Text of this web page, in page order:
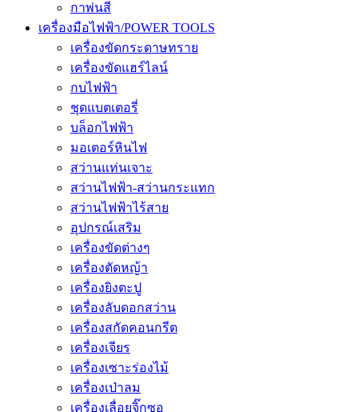
กาพ่นสี
เครื่องมือไฟฟ้า/POWER TOOLS
เครื่องขัดกระดาษทราย
เครื่องขัดแฮร์ไลน์
กบไฟฟ้า
ชุดแบตเตอรี่
บล็อกไฟฟ้า
มอเตอร์หินไฟ
สว่านแท่นเจาะ
สว่านไฟฟ้า-สว่านกระแทก
สว่านไฟฟ้าไร้สาย
อุปกรณ์เสริม
เครื่องขัดต่างๆ
เครื่องตัดหญ้า
เครื่องยิงตะปู
เครื่องลับดอกสว่าน
เครื่องสกัดคอนกรีต
เครื่องเจียร
เครื่องเซาะร่องไม้
เครื่องเป่าลม
เครื่องเลื่อยจิ๊กซอ